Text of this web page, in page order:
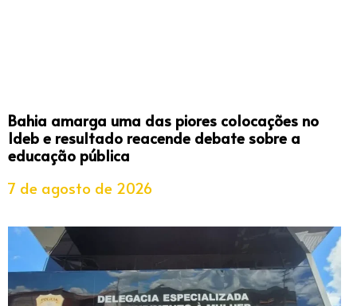
Bahia amarga uma das piores colocações no
Ideb e resultado reacende debate sobre a
educação pública
7 de agosto de 2026